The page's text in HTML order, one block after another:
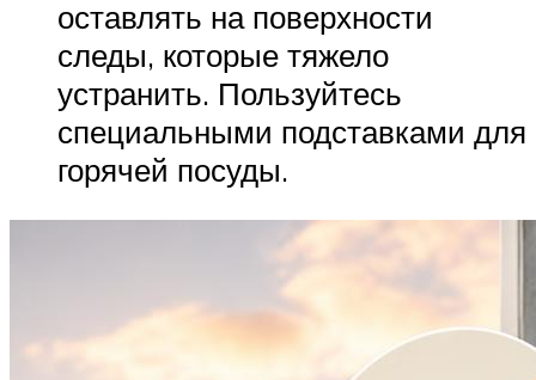
оставлять на поверхности
следы, которые тяжело
устранить. Пользуйтесь
специальными подставками для
горячей посуды.